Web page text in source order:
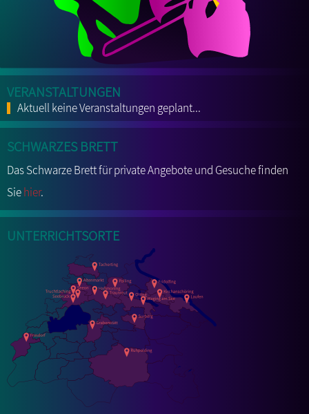
Veranstaltungen
Aktuell keine Veranstaltungen geplant...
Schwarzes Brett
Das Schwarze Brett für private Angebote und Gesuche finden
Siehier.
Unterrichtsorte